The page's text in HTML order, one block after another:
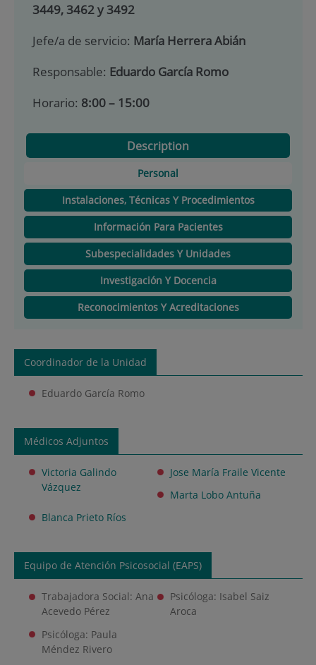
3449, 3462 y 3492
Jefe/a de servicio: María Herrera Abián
Responsable: Eduardo García Romo
Horario: 8:00 – 15:00
Description
Personal
Instalaciones, Técnicas Y Procedimientos
Información Para Pacientes
Subespecialidades Y Unidades
Investigación Y Docencia
Reconocimientos Y Acreditaciones
Coordinador de la Unidad
Eduardo García Romo
Médicos Adjuntos
Victoria Galindo
Vázquez
Jose María Fraile Vicente
Marta Lobo Antuña
Blanca Prieto Ríos
Equipo de Atención Psicosocial (EAPS)
Trabajadora Social: Ana
Acevedo Pérez
Psicóloga: Isabel Saiz
Aroca
Psicóloga: Paula
Méndez Rivero